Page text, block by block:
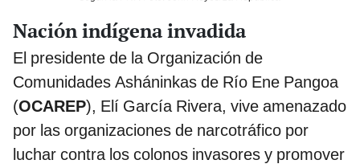
Nación indígena invadida
El presidente de la Organización de
Comunidades Asháninkas de Río Ene Pangoa
(OCAREP), Elí García Rivera, vive amenazado
por las organizaciones de narcotráfico por
luchar contra los colonos invasores y promover